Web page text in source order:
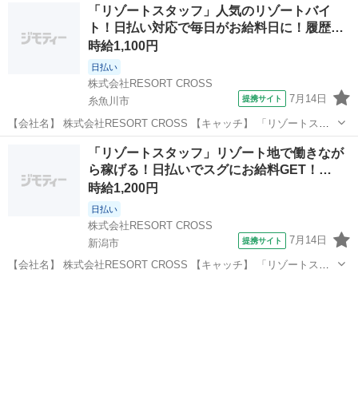
「リゾートスタッフ」人気のリゾートバイ
ト！日払い対応で毎日がお給料日に！履歴
書…
時給1,100円
日払い
株式会社RESORT CROSS
糸魚川市
提携サイト 7月14日
【会社名】 株式会社RESORT CROSS 【キャッチ】 「リゾートスタ
ッフ」人気のリゾートバイト！日払い対応で毎日がお給料日に！履歴
書来社不要でらくらく！ 【コメント】 ＼新規スタッフ100名以上の大
募集★／ 人気の...
糸魚川市 ホテル
「リゾートスタッフ」リゾート地で働きなが
ら稼げる！日払いでスグにお給料GET！…
時給1,200円
日払い
株式会社RESORT CROSS
新潟市
提携サイト 7月14日
【会社名】 株式会社RESORT CROSS 【キャッチ】 「リゾートスタ